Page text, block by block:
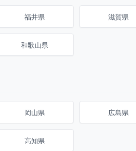
福井県 滋賀県
和歌山県
岡山県 広島県
高知県